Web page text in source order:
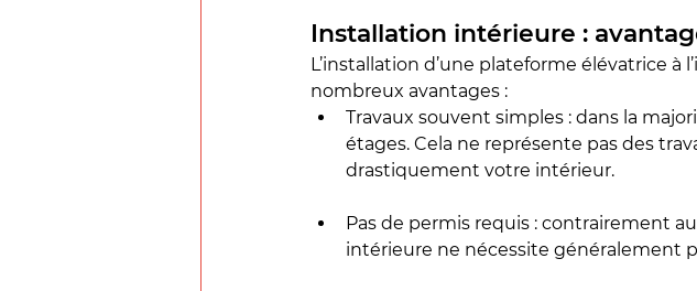
Installation intérieure :
L’installation d’une plateforme élévatrice
nombreux avantages :
Travaux souvent simples : dans la
étages. Cela ne représente pas des
drastiquement votre intérieur.
Pas de permis requis : contrairement
intérieure ne nécessite généralement